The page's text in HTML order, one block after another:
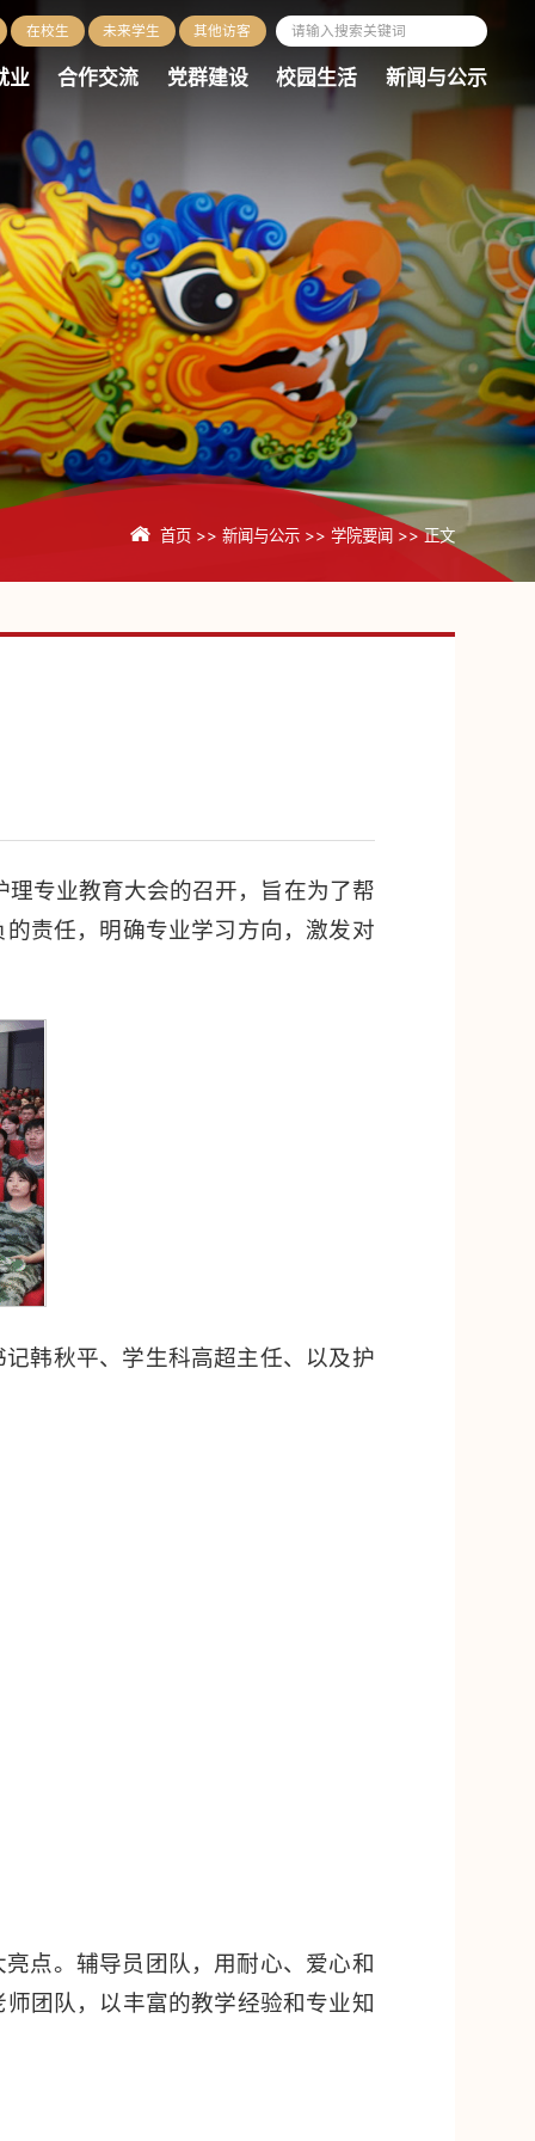
在校生 未来学生 其他访客
业 合作交流 党群建设 校园生活 新闻与公示
首页>> 新闻与公示>> 学院要闻 >> 正文
专业教育大会的召开，旨在为了帮
责任，明确专业学习方向，激发对
韩秋平、学生科高超主任、以及护
点。辅导员团队，用耐心、爱心和
团队，以丰富的教学经验和专业知